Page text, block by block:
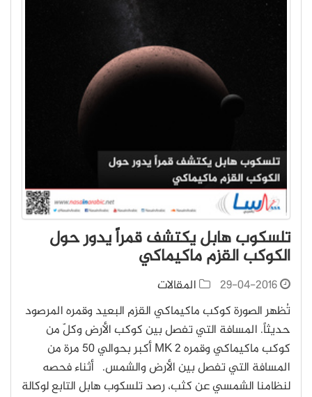
تلسكوب هابل يكتشف قمراً يدور حول
الكوكب القزم ماكيماكي
29-04-2016
المقالات
تُظهر الصورة كوكب ماكيماكي القزم البعيد وقمره المرصود
حديثاً. المسافة التي تفصل بين كوكب الأرض وكلّ من
كوكب ماكيماكي وقمره MK 2 أكبر بحوالي 50 مرة من
المسافة التي تفصل بين الأرض والشمس. أثناء فحصه
لنظامنا الشمسي عن كثب، رصد تلسكوب هابل التابع لوكالة